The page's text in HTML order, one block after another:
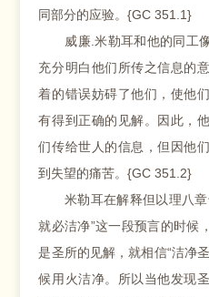
同部分的应验。{GC 351.1}
威廉.米勒耳和他的同工像
充分明白他们所传之信息的
着的错误妨碍了他们，使他
有得到正确的见解。因此，
们传给世人的信息，但因他
到失望的痛苦。{GC 351.2}
米勒耳在解释但以理八章
就必洁净”这一段预言的时候
是圣所的见解，就相信“洁净
候用火洁净。所以当他发现